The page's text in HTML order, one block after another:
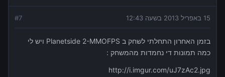
15 באפריל 2013 בשעה 12:43 #7
בזמן האחרון התחלתי לשחק ב Planetside 2-MMOFPS ויש לי
כמה תמונות די נחמדות מהמשחק :
http://i.imgur.com/uJ7zAc2.jpg